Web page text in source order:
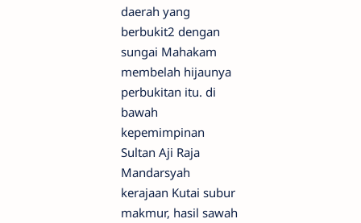
daerah yang
berbukit2 dengan
sungai Mahakam
membelah hijaunya
perbukitan itu. di
bawah
kepemimpinan
Sultan Aji Raja
Mandarsyah
kerajaan Kutai subur
makmur, hasil sawah